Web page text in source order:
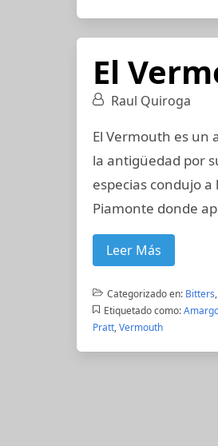
El
Raul Quiroga
El Vermouth es un
la antigüedad por
especias condujo
Piamonte donde
Leer Más
Categorizado en: Bitters,
Etiquetado como:
Pratt,Vermouth